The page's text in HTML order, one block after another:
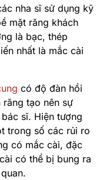
nha sĩ sử dụng kỹ
mặt răng khách
là bạc, thép
nhất là mắc cài
có độ đàn hồi
tạo nên sự
sĩ. Hiện tượng
trong số các rủi ro
có mắc cài, đặc
có thể bị bung ra